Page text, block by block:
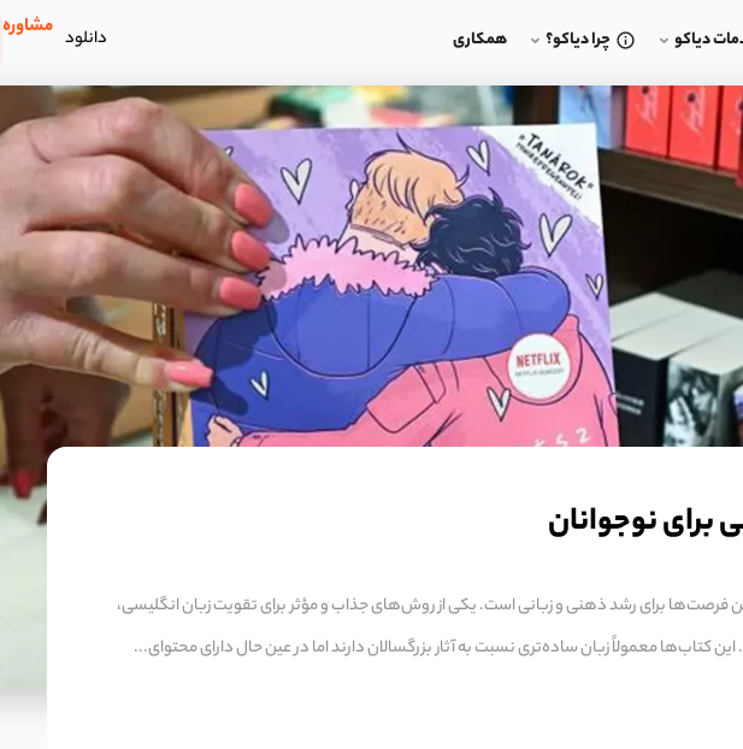
دیاکو چرا دیاکو؟ همکاری دانلود مشاوره
برای نوجوانان
فرصت‌ها برای رشد ذهنی و زبانی است. یکی از روش‌های جذاب و مؤثر برای تقویت زبان انگلیسی،
کتاب‌ها معمولاً زبان ساده‌تری نسبت به آثار بزرگسالان دارند اما در عین حال دارای محتوای...